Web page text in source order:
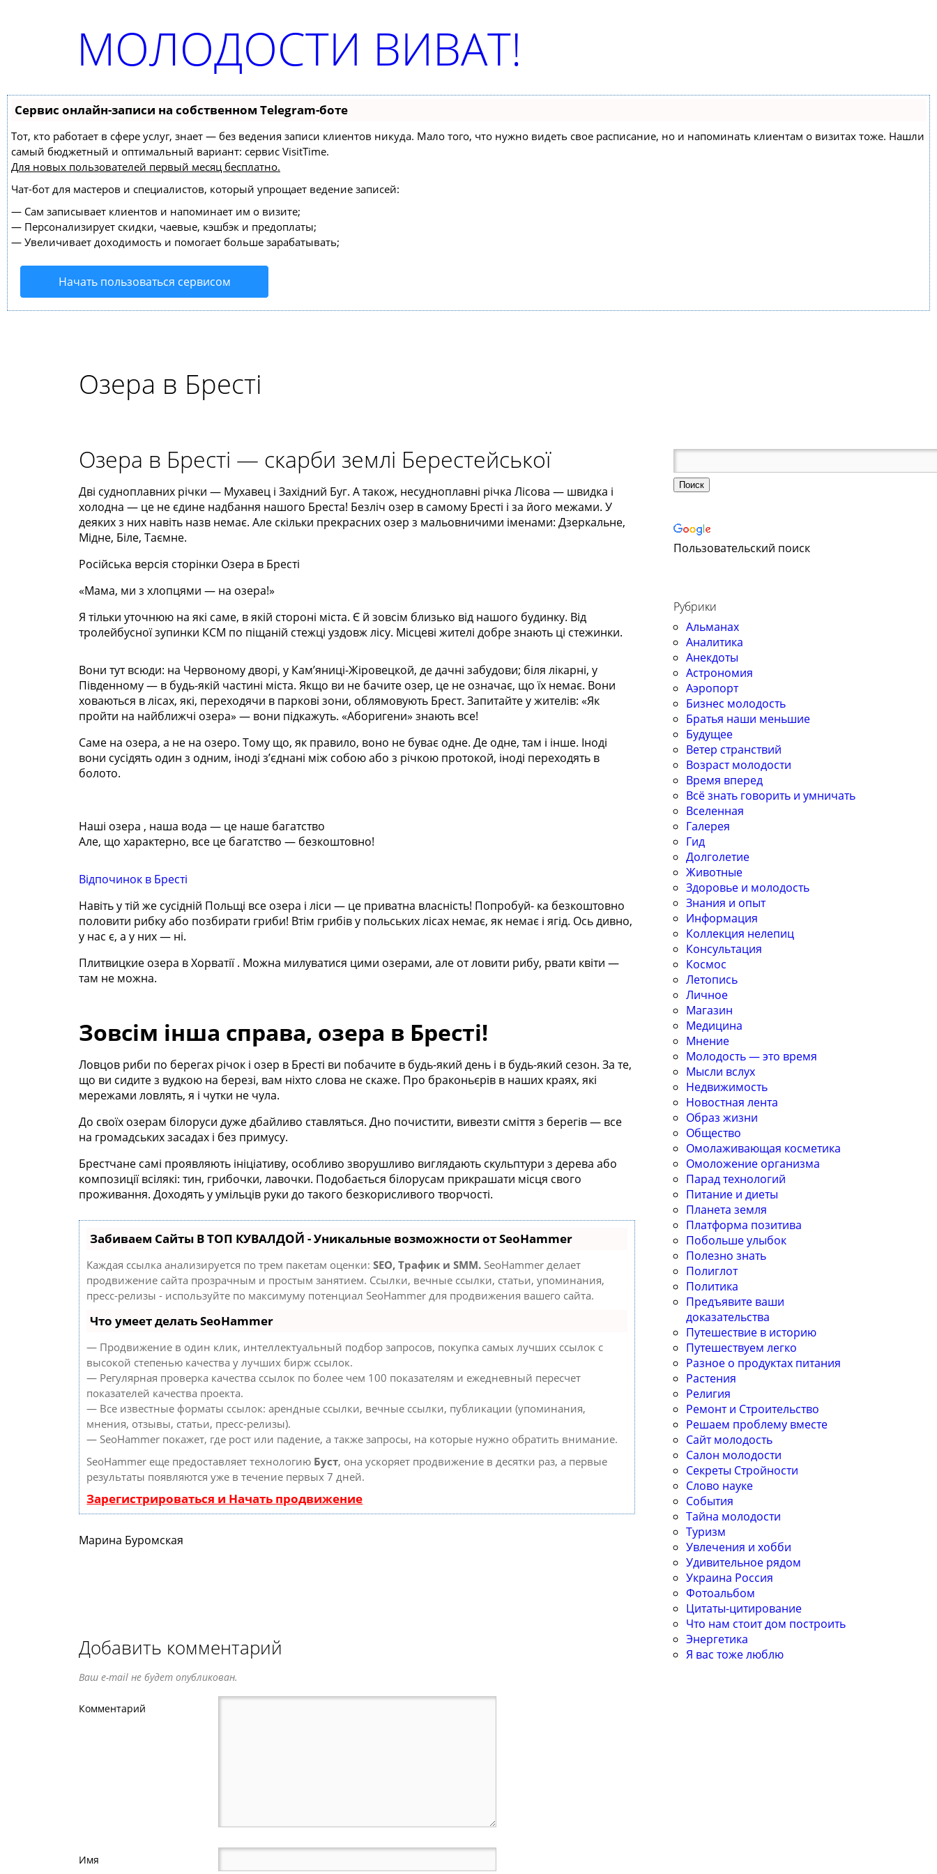
МОЛОДОСТИ ВИВАТ!
Сервис онлайн-записи на собственном Telegram-боте
Тот, кто работает в сфере услуг, знает — без ведения записи клиентов никуда. Мало того, что нужно видеть свое расписание, но и напоминать клиентам о визитах тоже. Нашли
самый бюджетный и оптимальный вариант: сервис VisitTime.
Для новых пользователей первый месяц бесплатно.
Чат-бот для мастеров и специалистов, который упрощает ведение записей:
— Сам записывает клиентов и напоминает им о визите;
— Персонализирует скидки, чаевые, кэшбэк и предоплаты;
— Увеличивает доходимость и помогает больше зарабатывать;
Начать пользоваться сервисом
Озера в Бресті
Озера в Бресті — скарби землі Берестейської
Дві судноплавних річки — Мухавец і Західний Буг. А також, несудноплавні річка Лісова — швидка і
холодна — це не єдине надбання нашого Бреста! Безліч озер в самому Бресті і за його межами. У
деяких з них навіть назв немає. Але скільки прекрасних озер з мальовничими іменами: Дзеркальне,
Мідне, Біле, Таємне.
Російська версія сторінки Озера в Бресті
«Мама, ми з хлопцями — на озера!»
Я тільки уточнюю на які саме, в якій стороні міста. Є й зовсім близько від нашого будинку. Від
тролейбусної зупинки КСМ по піщаній стежці уздовж лісу. Місцеві жителі добре знають ці стежинки.
Вони тут всюди: на Червоному дворі, у Кам’яниці-Жіровецкой, де дачні забудови; біля лікарні, у
Південному — в будь-якій частині міста. Якщо ви не бачите озер, це не означає, що їх немає. Вони
ховаються в лісах, які, переходячи в паркові зони, облямовують Брест. Запитайте у жителів: «Як
пройти на найближчі озера» — вони підкажуть. «Аборигени» знають все!
Саме на озера, а не на озеро. Тому що, як правило, воно не буває одне. Де одне, там і інше. Іноді
вони сусідять один з одним, іноді з’єднані між собою або з річкою протокой, іноді переходять в
болото.
Наші озера , наша вода — це наше багатство
Але, що характерно, все це багатство — безкоштовно!
Відпочинок в Бресті
Навіть у тій же сусідній Польщі все озера і ліси — це приватна власність! Попробуй- ка безкоштовно
половити рибку або позбирати гриби! Втім грибів у польських лісах немає, як немає і ягід. Ось дивно,
у нас є, а у них — ні.
Плитвицкие озера в Хорватії . Можна милуватися цими озерами, але от ловити рибу, рвати квіти —
там не можна.
Зовсім інша справа, озера в Бресті!
Ловцов риби по берегах річок і озер в Бресті ви побачите в будь-який день і в будь-який сезон. За те,
що ви сидите з вудкою на березі, вам ніхто слова не скаже. Про браконьєрів в наших краях, які
мережами ловлять, я і чутки не чула.
До своїх озерам білоруси дуже дбайливо ставляться. Дно почистити, вивезти сміття з берегів — все
на громадських засадах і без примусу.
Брестчане самі проявляють ініціативу, особливо зворушливо виглядають скульптури з дерева або
композиції всілякі: тин, грибочки, лавочки. Подобається білорусам прикрашати місця свого
проживання. Доходять у умільців руки до такого безкорисливого творчості.
Забиваем Сайты В ТОП КУВАЛДОЙ - Уникальные возможности от SeoHammer
Каждая ссылка анализируется по трем пакетам оценки:SEO, Трафик и SMM. SeoHammer делает
продвижение сайта прозрачным и простым занятием. Ссылки, вечные ссылки, статьи, упоминания,
пресс-релизы - используйте по максимуму потенциал SeoHammer для продвижения вашего сайта.
Что умеет делать SeoHammer
— Продвижение в один клик, интеллектуальный подбор запросов, покупка самых лучших ссылок с
высокой степенью качества у лучших бирж ссылок.
— Регулярная проверка качества ссылок по более чем 100 показателям и ежедневный пересчет
показателей качества проекта.
— Все известные форматы ссылок: арендные ссылки, вечные ссылки, публикации (упоминания,
мнения, отзывы, статьи, пресс-релизы).
— SeoHammer покажет, где рост или падение, а также запросы, на которые нужно обратить внимание.
SeoHammer еще предоставляет технологию Буст, она ускоряет продвижение в десятки раз, а первые
результаты появляются уже в течение первых 7 дней.
Зарегистрироваться и Начать продвижение
Марина Буромская
Добавить комментарий
Ваш e-mail не будет опубликован.
Комментарий
Имя
Пользовательский поиск
Рубрики
Альманах
Аналитика
Анекдоты
Астрономия
Аэропорт
Бизнес молодость
Братья наши меньшие
Будущее
Ветер странствий
Возраст молодости
Время вперед
Всё знать говорить и умничать
Вселенная
Галерея
Гид
Долголетие
Животные
Здоровье и молодость
Знания и опыт
Информация
Коллекция нелепиц
Консультация
Космос
Летопись
Личное
Магазин
Медицина
Мнение
Молодость — это время
Мысли вслух
Недвижимость
Новостная лента
Образ жизни
Общество
Омолаживающая косметика
Омоложение организма
Парад технологий
Питание и диеты
Планета земля
Платформа позитива
Побольше улыбок
Полезно знать
Полиглот
Политика
Предъявите ваши
доказательства
Путешествие в историю
Путешествуем легко
Разное о продуктах питания
Растения
Религия
Ремонт и Строительство
Решаем проблему вместе
Сайт молодость
Салон молодости
Секреты Стройности
Слово науке
События
Тайна молодости
Туризм
Увлечения и хобби
Удивительное рядом
Украина Россия
Фотоальбом
Цитаты-цитирование
Что нам стоит дом построить
Энергетика
Я вас тоже люблю